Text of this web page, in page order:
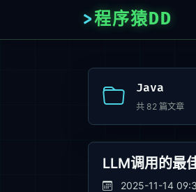
程序猿DD
Java
共 82 篇文章
LLM调用的最
2025-11-14